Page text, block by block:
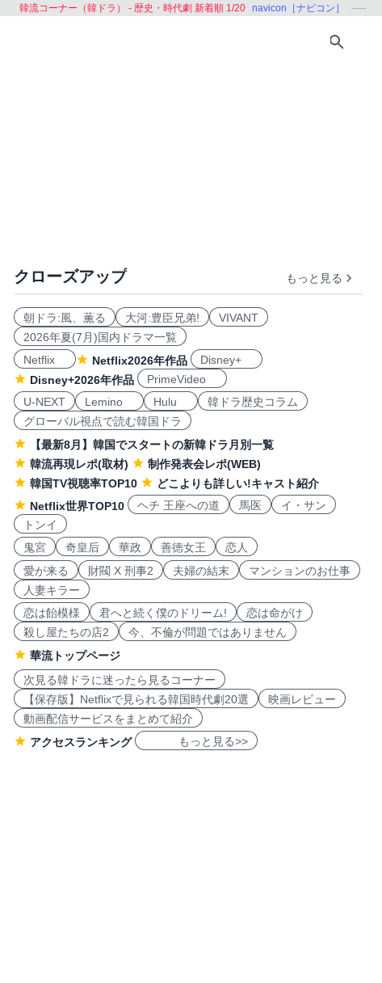
韓流コーナー（韓ドラ） - 歴史・時代劇 新着順 1/20 navicon［ナビコン］
クローズアップ もっと見る
朝ドラ:風、薫る 大河:豊臣兄弟!
VIVANT
2026年夏(7月)国内ドラマ一覧
Netflix
Netflix2026年作品
Disney+
Disney+2026年作品
PrimeVideo
U-NEXT
Lemino Hulu
韓ドラ歴史コラム
グローバル視点で読む韓国ドラ
【最新8月】韓国でスタートの新韓ドラ月別一覧
韓流再現レポ(取材)
制作発表会レポ(WEB)
韓国TV視聴率TOP10
どこよりも詳しい!キャスト紹介
Netflix世界TOP10
ヘチ 王座への道 馬医
イ・サン
トンイ
鬼宮
奇皇后 華政 善徳女王
恋人
愛が来る
財閥 X 刑事2 夫婦の結末
マンションのお仕事
人妻キラー
恋は飴模様
君へと続く僕のドリーム!
恋は命がけ
殺し屋たちの店2
今、不倫が問題ではありません
華流トップページ
次見る韓ドラに迷ったら見るコーナー
【保存版】Netflixで見られる韓国時代劇20選
映画レビュー
動画配信サービスをまとめて紹介
アクセスランキング
もっと見る>>